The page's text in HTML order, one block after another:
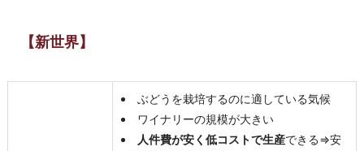
【新世界】
ぶどうを栽培するのに適している気候
ワイナリーの規模が大きい
人件費が安く低コストで生産できる⇒安